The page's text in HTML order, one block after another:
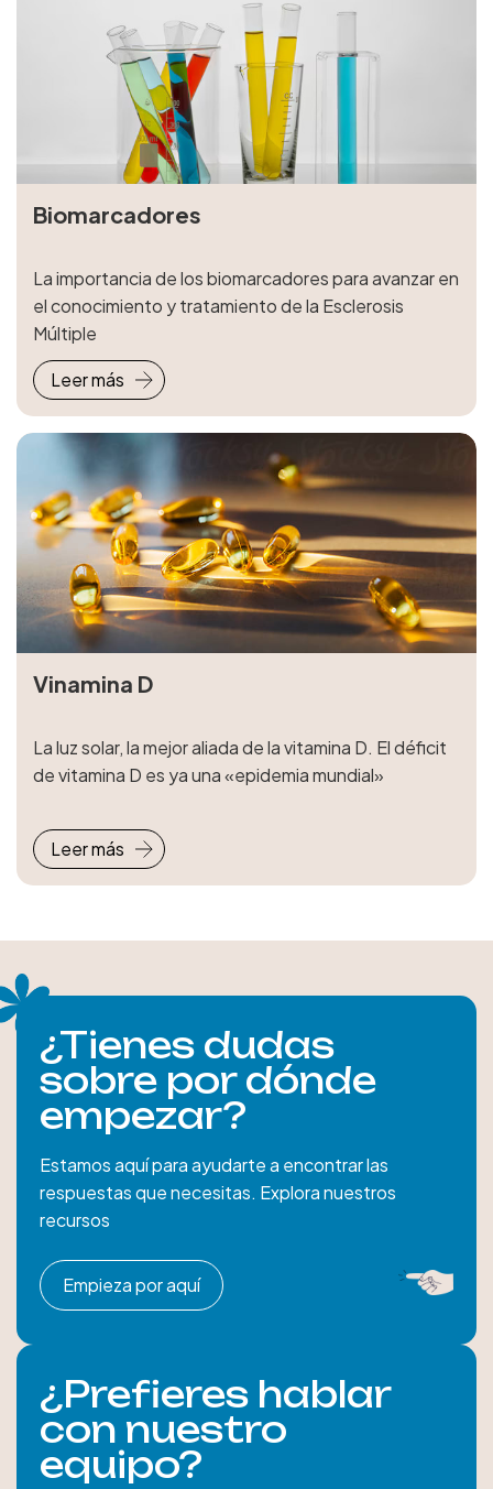
Biomarcadores
La importancia de los biomarcadores para avanzar en
el conocimiento y tratamiento de la Esclerosis
Múltiple
Leer más
Vinamina D
La luz solar, la mejor aliada de la vitamina D. El déficit
de vitamina D es ya una «epidemia mundial»
Leer más
¿Tienes dudas
sobre por dónde
empezar?
Estamos aquí para ayudarte a encontrar las
respuestas que necesitas. Explora nuestros
recursos
Empieza por aquí
¿Prefieres hablar
con nuestro
equipo?